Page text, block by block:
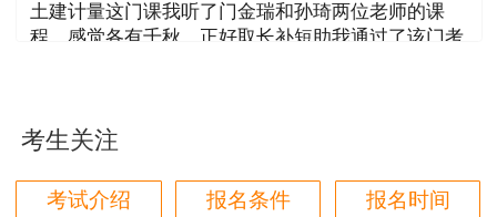
土建计量这门课我听了门金瑞和孙琦两位老师的课
程，感觉各有千秋，正好取长补短助我通过了该门考
时间是我们通过的保证，没有什么比坚持更有价值，
后盾没有之一，感谢王英老师。
考生关注
考试介绍 报名条件 报名时间